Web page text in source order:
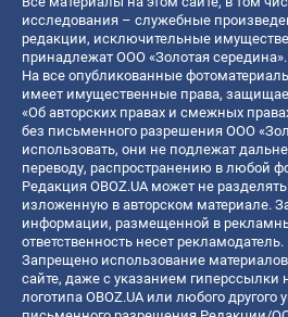
исследования – служебные
редакции, исключительные
принадлежат ООО «Золотая середина».
На все опубликованные
имеет имущественные права,
«Об авторских правах и смежных
без письменного разрешения ООО
использовать, они не подлежат
переводу, распространению в любой
Редакция OBOZ.UA может не
изложенную в авторском материале.
информации, размещенной в
ответственность несет рекламодатель.
Запрещено использование
сайте, даже с указанием гиперссылки
логотипа OBOZ.UA или любого другого